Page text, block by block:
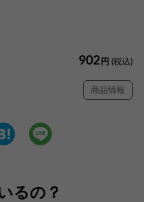
902 円 (税込)
商品情報
るの？